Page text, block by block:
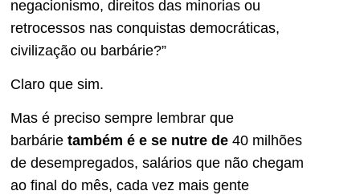
negacionismo, direitos das minorias ou
retrocessos nas conquistas democráticas,
civilização ou barbárie?”
Claro que sim.
Mas é preciso sempre lembrar que
barbárie também é e se nutre de 40 milhões
de desempregados, salários que não chegam
ao final do mês, cada vez mais gente